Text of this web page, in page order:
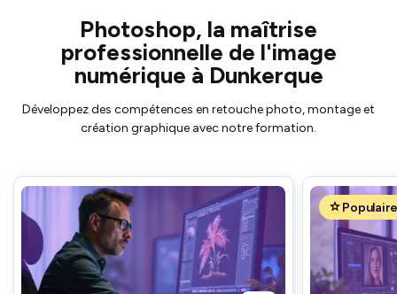
Photoshop, la maîtrise
professionnelle de l'image
numérique à Dunkerque
Développez des compétences en retouche photo, montage et
création graphique avec notre formation.
Populaire